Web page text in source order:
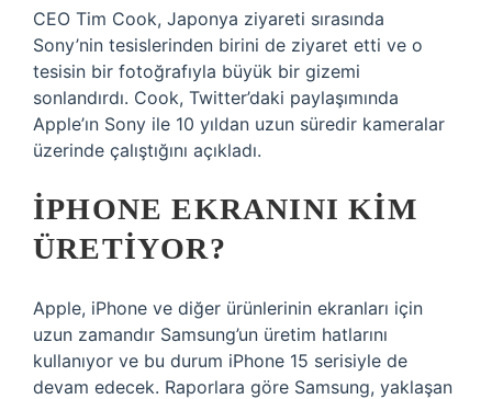
CEO Tim Cook, Japonya ziyareti sırasında
Sony’nin tesislerinden birini de ziyaret etti ve o
tesisin bir fotoğrafıyla büyük bir gizemi
sonlandırdı. Cook, Twitter’daki paylaşımında
Apple’ın Sony ile 10 yıldan uzun süredir kameralar
üzerinde çalıştığını açıkladı.
IPHONE EKRANINI KIM
ÜRETIYOR?
Apple, iPhone ve diğer ürünlerinin ekranları için
uzun zamandır Samsung’un üretim hatlarını
kullanıyor ve bu durum iPhone 15 serisiyle de
devam edecek. Raporlara göre Samsung, yaklaşan